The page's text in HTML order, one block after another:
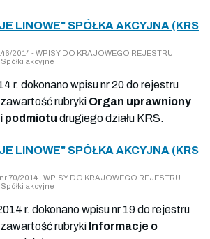
LINOWE" SPÓŁKA AKCYJNA (KRS
2014 - WPISY DO KRAJOWEGO REJESTRU
akcyjne
r. dokonano wpisu nr 20 do rejestru
rubryki Organ uprawniony
podmiotu drugiego działu KRS.
LINOWE" SPÓŁKA AKCYJNA (KRS
70/2014 - WPISY DO KRAJOWEGO REJESTRU
akcyjne
r. dokonano wpisu nr 19 do rejestru
rubryki Informacje o